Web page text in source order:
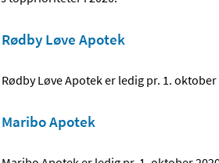
Løve Apotek
Løve Apotek er ledig pr. 1. oktober
Apotek